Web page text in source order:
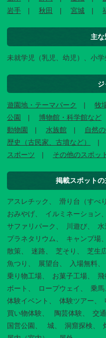
岩手
秋田 宮城
主
未就学児（乳児、幼児）、小
遊園地・テーマパーク 牧
公園
博物館・科学館など
動物園
水族館 自然
歴史（古民家、古墳など）
スポーツ
その他のスポッ
掲載スポット
アスレチック 滑り台（すべ
おみやげ
イルミネーション
サファリパーク
川遊び 水
プラネタリウム
キャンプ場
散策
迷路 芝そり 芝生
魚つり
展望台 入場無料
乗り物工場
お菓子工場 飛
ボート
ロープウェイ 乗馬
体験イベント
体験ツアー
買い物体験
陶芸体験 交
国営公園
城 洞窟探検